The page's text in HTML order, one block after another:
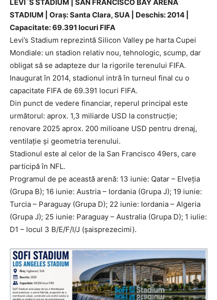
LEVI`S STADIUM | SAN FRANCISCO BAY ARENA
STADIUM | Oraș: Santa Clara, SUA | Deschis: 2014 |
Capacitate: 69.391 locuri FIFA
Levi’s Stadium reprezintă Silicon Valley pe harta Cupei
Mondiale: un stadion relativ nou, tehnologic, scump, dar
obligat să se adapteze dur la rigorile terenului FIFA.
Inaugurat în 2014, stadionul intră în turneul final cu o
capacitate FIFA de 69.391 locuri FIFA.
Din punct de vedere financiar, reperul principal este
următorul: aprox. 1,3 miliarde USD la construcție;
renovare 2025 aprox. 200 milioane USD pentru drenaj,
ventilație și geometria terenului.
Stadionul este al celor de la San Francisco 49ers, care
participă în NFL.
Programul de pe această arenă: 13 iunie: Qatar – Elveția
(Grupa B); 16 iunie: Austria – Iordania (Grupa J); 19 iunie:
Turcia – Paraguay (Grupa D); 22 iunie: Iordania – Algeria
(Grupa J); 25 iunie: Paraguay – Australia (Grupa D); 1 iulie:
D1 – locul 3 B/E/F/I/J (șaisprezecimi).